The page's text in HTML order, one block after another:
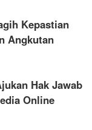
Kepastian
Angkutan
Hak Jawab
Online